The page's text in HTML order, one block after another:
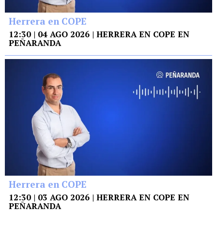
Herrera en COPE
12:30 | 04 AGO 2026 | HERRERA EN COPE EN
PEÑARANDA
Herrera en COPE
12:30 | 03 AGO 2026 | HERRERA EN COPE EN
PEÑARANDA